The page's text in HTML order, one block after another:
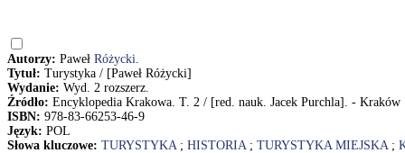
Autorzy: Paweł Różycki.
Tytuł: Turystyka / [Paweł Różycki]
Wydanie: Wyd. 2 rozszerz.
Źródło: Encyklopedia Krakowa. T. 2 / [red. nauk. Jacek Purchla]. -
ISBN: 978-83-66253-46-9
Język: POL
Słowa kluczowe: TURYSTYKA; HISTORIA; TURYSTYKA MIEJSKA;